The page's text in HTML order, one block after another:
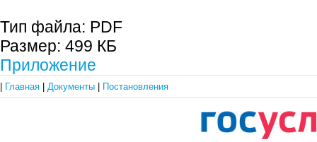
Тип файла: PDF
Размер: 499 КБ
Приложение
Главная Документы Постановления